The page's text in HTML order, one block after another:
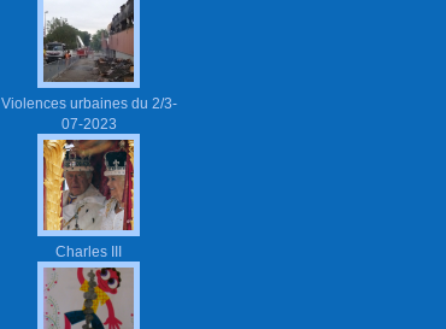
Violences urbaines du 2/3-
07-2023
Charles III